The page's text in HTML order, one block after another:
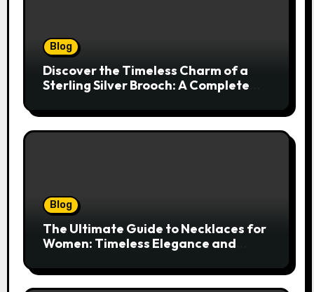
Blog
Discover the Timeless Charm of a
Sterling Silver Brooch: A Complete
Blog
The Ultimate Guide to Necklaces for
Women: Timeless Elegance and